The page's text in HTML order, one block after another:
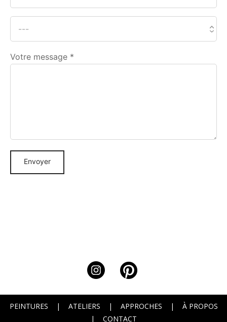
Votre message *
PEINTURES | ATELIERS | APPROCHES |
À PROPOS
|
CONTACT